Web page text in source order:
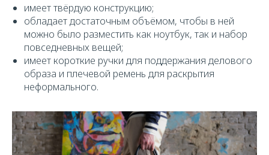
имеет твёрдую конструкцию;
обладает достаточным объёмом, чтобы в ней
можно было разместить как ноутбук, так и набор
повседневных вещей;
имеет короткие ручки для поддержания делового
образа и плечевой ремень для раскрытия
неформального.